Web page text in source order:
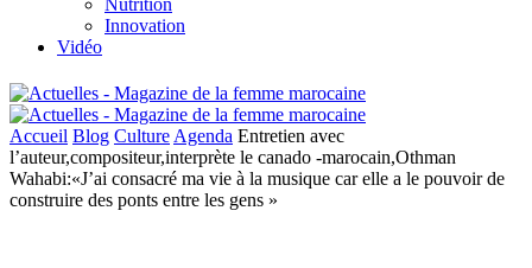
Innovation
Vidéo
Accueil Blog Culture Agenda Entretien avec
l’auteur,compositeur,interprète le canado -marocain,Othman
Wahabi:«J’ai consacré ma vie à la musique car elle a le pouvoir de
construire des ponts entre les gens »